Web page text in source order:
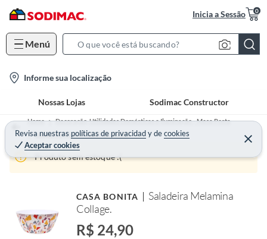
Inicia a Sessão 0
Menú
S
c
h
B
a
Informe sua localização
Nossas Lojas Sodimac Constructor
Revisa nuestras políticas de privacidadydecookies
Aceptar cookies
Home
Decoração, Utilidades Domésticas e Iluminação - Mesa Posta
Louças Avulsas e Jogos de Jantar
Produto sem estoque :(
CASA BONITA
Saladeira Melamina
Collage.
R$ 24,90